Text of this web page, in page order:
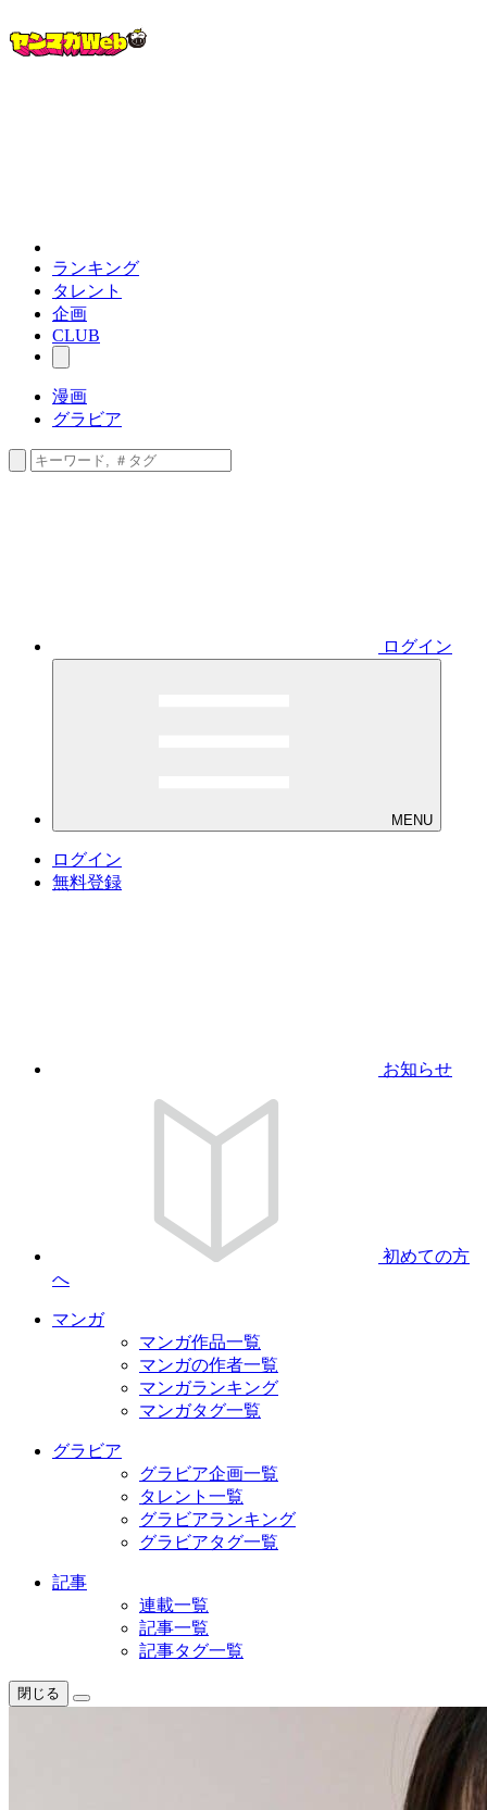
ランキング
タレント
企画
CLUB
漫画
グラビア
ログイン
MENU
ログイン
無料登録
お知らせ
初めての方
へ
マンガ
マンガ作品一覧
マンガの作者一覧
マンガランキング
マンガタグ一覧
グラビア
グラビア企画一覧
タレント一覧
グラビアランキング
グラビアタグ一覧
記事
連載一覧
記事一覧
記事タグ一覧
閉じる